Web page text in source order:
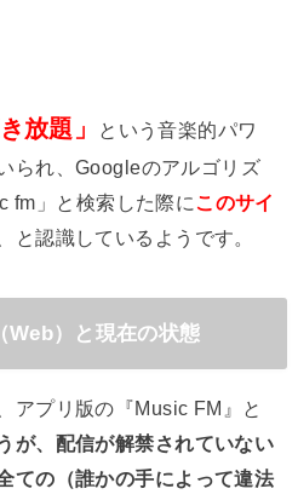
放題」
という音楽的パワ
られ、Googleのアルゴリズ
fm」と検索した際にこのサイ
、と認識しているようです。
Web）と現在の状態
アプリ版の『Music FM』と
が、配信が解禁されていない
ての（誰かの手によって違法